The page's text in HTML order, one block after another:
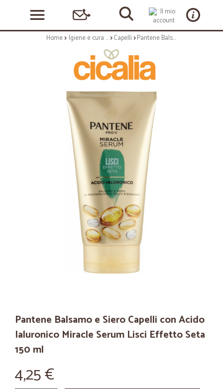
Home Igiene e cura personale Capelli Pantene Balsamo e Siero Capelli con Acido Ialuronico Miracle Serum Lisci Effetto Seta 150 ml
Pantene Balsamo e Siero Capelli con Acido
Ialuronico Miracle Serum Lisci Effetto Seta
150 ml
4,25 €